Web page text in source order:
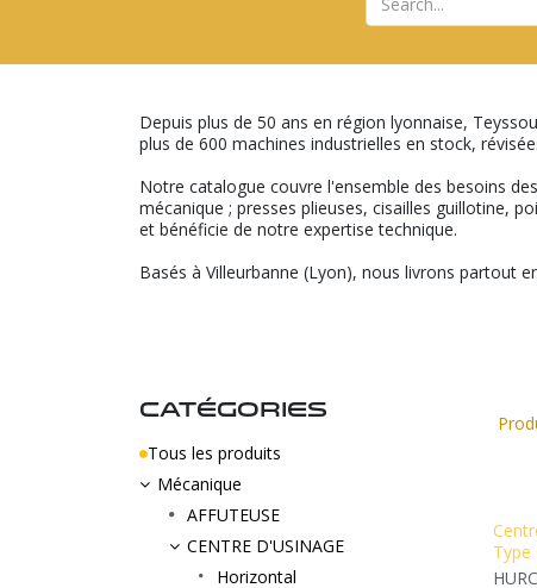
Depuis plus de 50 ans en région lyonnaise,
plus de 600 machines industrielles en stock,
Notre catalogue couvre l'ensemble des besoins
mécanique ; presses plieuses, cisailles guillotine,
et bénéficie de notre expertise technique.
Basés à Villeurbanne (Lyon), nous livrons partout
CATÉGORIES
Tous les produits
Mécanique
AFFUTEUSE
CENTRE D'USINAGE
Horizontal
Type